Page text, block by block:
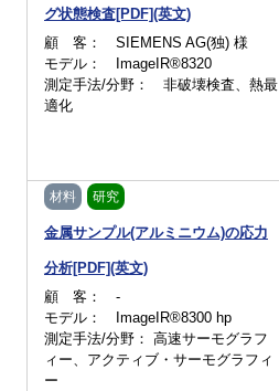
グ状態検査[PDF](英文)
顧 客： SIEMENS AG(独) 様
モデル： ImageIR®8320
測定手法/分野： 非破壊検査、熱最
適化
材料 研究
金属サンプル(アルミニウム)の応力
分析[PDF](英文)
顧 客： -
モデル： ImageIR®8300 hp
測定手法/分野： 高速サーモグラフ
ィー、アクティブ・サーモグラフィ
ー